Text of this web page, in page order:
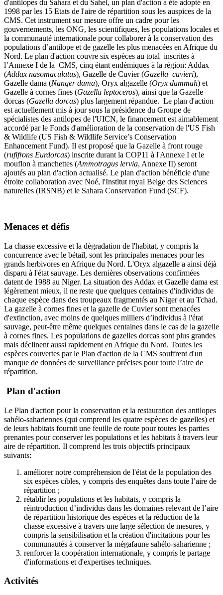
d'antilopes du Sahara et du Sahel, un plan d'action a été adopté en
1998 par les 15 Etats de l'aire de répartition sous les auspices de la
CMS. Cet instrument sur mesure offre un cadre pour les
gouvernements, les ONG, les scientifiques, les populations locales et
la communauté internationale pour collaborer à la conservation des
populations d’antilope et de gazelle les plus menacées en Afrique du
Nord. Le plan d'action couvre six espèces au total inscrites à
l’Annexe I de la CMS, cinq étant endémiques à la région: Addax
(Addax nasomaculatus), Gazelle de Cuvier (Gazella cuvieri),
Gazelle dama (Nanger dama), Oryx algazelle (Oryx dammah) et
Gazelle à cornes fines (Gazella leptoceros), ainsi que la Gazelle
dorcas (Gazella dorcas) plus largement répandue. Le plan d'action
est actuellement mis à jour sous la présidence du Groupe de
spécialistes des antilopes de l'UICN, le financement est aimablement
accordé par le Fonds d'amélioration de la conservation de l'US Fish
& Wildlife (US Fish & Wildlife Service’s Conservation
Enhancement Fund). Il est proposé que la Gazelle à front rouge
(rufifrons Eurdorcas) inscrite durant la COP11 à l'Annexe I et le
mouflon à manchettes (Ammotragus lervia, Annexe II) seront
ajoutés au plan d'action actualisé. Le plan d'action bénéficie d'une
étroite collaboration avec Noé, l'Institut royal Belge des Sciences
naturelles (IRSNB) et le Sahara Conservation Fund (SCF).
Menaces et défis
La chasse excessive et la dégradation de l'habitat, y compris la
concurrence avec le bétail, sont les principales menaces pour les
grands herbivores en Afrique du Nord. L'Oryx algazelle a ainsi déjà
disparu à l'état sauvage. Les dernières observations confirmées
datent de 1988 au Niger. La situation des Addax et Gazelle dama est
légèrement mieux, il ne reste que quelques centaines d'individus de
chaque espèce dans des troupeaux fragmentés au Niger et au Tchad.
La gazelle à cornes fines et la gazelle de Cuvier sont menacées
d'extinction, avec moins de quelques milliers d’individus à l'état
sauvage, peut-être même quelques centaines dans le cas de la gazelle
à cornes fines. Les populations de gazelles dorcas sont plus grandes
mais déclinent aussi rapidement en Afrique du Nord. Toutes les
espèces couvertes par le Plan d'action de la CMS souffrent d'un
manque de données de surveillance précises pour toute l’aire de
répartition.
Plan d'action
Le Plan d'action pour la conservation et la restauration des antilopes
sahélo-sahariennes (qui comprend les quatre espèces de gazelles) et
de leurs habitats fournit une feuille de route pour toutes les parties
prenantes pour conserver les populations et les habitats à travers leur
aire de répartition. Il comprend les trois objectifs principaux
suivants:
améliorer notre compréhension de l'état de la population des
six espèces cibles, y compris des enquêtes dans toute l’aire de
répartition ;
rétablir les populations et les habitats, y compris la
réintroduction d’individus dans les domaines relevant de l’aire
de répartition historique des espèces et la réduction de la
chasse excessive à travers une large sélection de mesures, y
compris la sensibilisation et la création d'incitations pour les
communautés à conserver la mégafaune sahélo-saharienne ;
renforcer la coopération internationale, y compris le partage
d'informations et d'expertises techniques.
Activités